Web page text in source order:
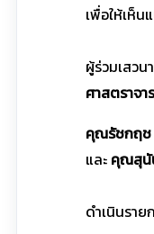
เพื่อให้เห็
ผู้ร่วมเสวนา
ศาสตราจ
คุณรัชกฤช
และ คุณสุนั
ดำเนินราย